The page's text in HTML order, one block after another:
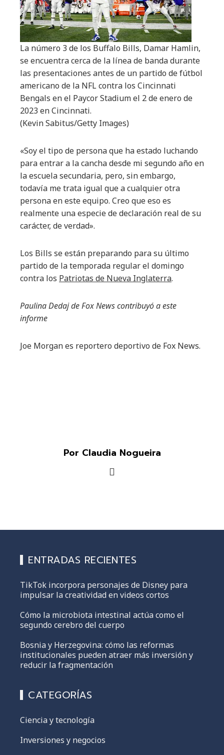
La número 3 de los Buffalo Bills, Damar Hamlin,
se encuentra cerca de la línea de banda durante
las presentaciones antes de un partido de fútbol
americano de la NFL contra los Cincinnati
Bengals en el Paycor Stadium el 2 de enero de
2023 en Cincinnati.
(Kevin Sabitus/Getty Images)
«Soy el tipo de persona que ha estado luchando
para entrar a la cancha desde mi segundo año en
la escuela secundaria, pero, sin embargo,
todavía me trata igual que a cualquier otra
persona en este equipo. Creo que eso es
realmente una especie de declaración real de su
carácter, de verdad».
Los Bills se están preparando para su último
partido de la temporada regular el domingo
contra los Patriotas de Nueva Inglaterra.
Paulina Dedaj de Fox News contribuyó a este
informe
Joe Morgan es reportero deportivo de Fox News.
Por Claudia Nogueira
ENTRADAS RECIENTES
TikTok incorpora personajes de Disney para
impulsar la creatividad en videos cortos
Cómo la microbiota intestinal actúa como el
segundo cerebro del cuerpo
Bosnia y Herzegovina: cómo las reformas
institucionales pueden atraer más inversión y
reducir la fragmentación
CATEGORÍAS
Ciencia y tecnología
Inversiones y negocios